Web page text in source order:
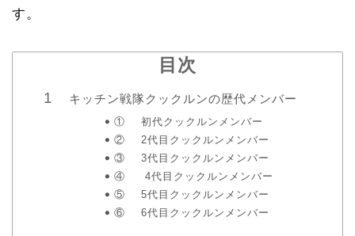
す。
目次
キッチン戦隊クックルンの歴代メンバー
① 初代クックルンメンバー
② 2代目クックルンメンバー
③ 3代目クックルンメンバー
④ 4代目クックルンメンバー
⑤ 5代目クックルンメンバー
⑥ 6代目クックルンメンバー